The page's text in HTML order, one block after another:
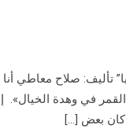
تأليف: صلاح معاطي
في وهدة الخيال».
كان بعض […]